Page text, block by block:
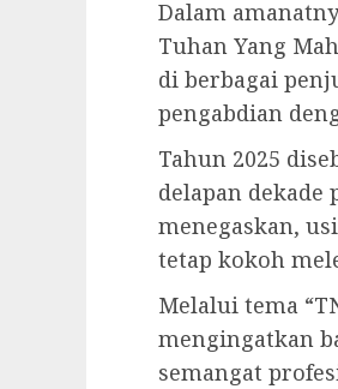
Dalam
Tuhan Yang
di berbagai
pengabdian
Tahun 2025
delapan dekade
menegaskan,
tetap kokoh
Melalui tema
mengingatkan
semangat